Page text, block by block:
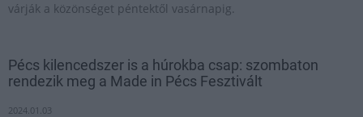
várják a közönséget péntektől vasárnapig.
Pécs kilencedszer is a húrokba csap: szombaton
rendezik meg a Made in Pécs Fesztivált
2024.01.03